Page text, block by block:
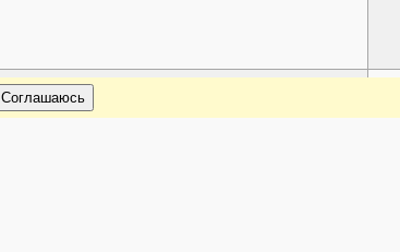
Соглашаюсь